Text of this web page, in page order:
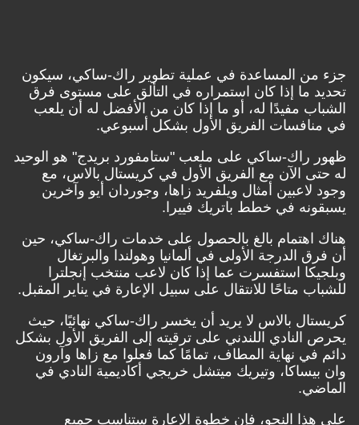
المساعدة في عملية تطوير راك-ساكي، سيكون
ما إذا كان استمراره في التألق على مستوى فرق
مفيدًا له، أو ما إذا كان من الأفضل له أن يلعب
الفريق الأول بشكل أسبوعي.
ساكي على ملعب "ستامفورد بريدج" هو الوحيد
الآن مع الفريق الأول في كريستال بالاس، مع
أمثال ويلفريد زاها، وجوردان أيو وآخرين
في خطط باتريك فييرا.
بالغ بالحصول على خدمات راك-ساكي، حين
الدرجة الأولى في ألمانيا وهولندا والبرتغال
استفسرت عما إذا كان لاعب منتخب إنجلترا
متاحًا للانتقال على سبيل الإعارة في يناير المقبل.
بالاس لا يريد أن يخسر راك-ساكي نهائيًا، حيث
اللندني على ترقيته إلى الفريق الأول بشكل
نهاية المطاف، تمامًا كما فعلوا مع زاها وآرون
وتيريك ميتشل خريجي أكاديمية النادي في
النحو، فإن خطوة الإعارة ستناسب جميع